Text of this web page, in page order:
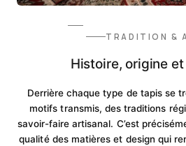
TRADITION &
Histoire, origine
Derrière chaque type de tapis se
motifs transmis, des traditions
savoir-faire artisanal. C’est
qualité des matières et design qui